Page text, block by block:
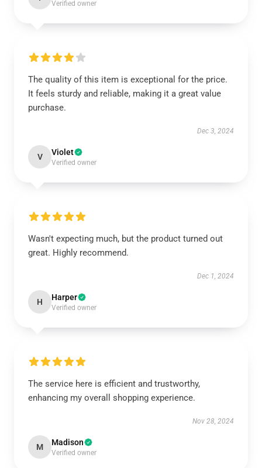
Verified owner
The quality of this item is exceptional for the price.
It feels sturdy and reliable, making it a great value
purchase.
Dec 3, 2024
V Violet
Verified owner
Wasn't expecting much, but the product turned out
great. Highly recommend.
Dec 1, 2024
H Harper
Verified owner
The service here is efficient and trustworthy,
enhancing my overall shopping experience.
Nov 28, 2024
M Madison
Verified owner